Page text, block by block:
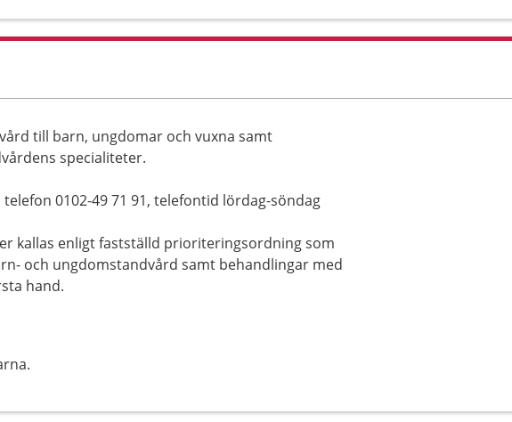
till barn, ungdomar och vuxna samt
specialiteter.
0102-49 71 91, telefontid lördag-söndag
kallas enligt fastställd prioriteringsordning som
och ungdomstandvård samt behandlingar med
hand.